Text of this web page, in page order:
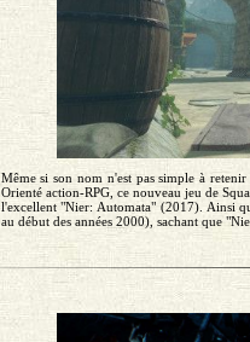
Même si son nom n'est pas simple à
Orienté action-RPG, ce nouveau jeu de
l'excellent "Nier: Automata" (2017). Ainsi
au début des années 2000), sachant que